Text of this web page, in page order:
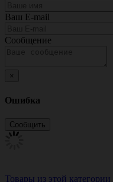
Ваш E-mail
Сообщение
×
Ошибка
Товары из этой категории